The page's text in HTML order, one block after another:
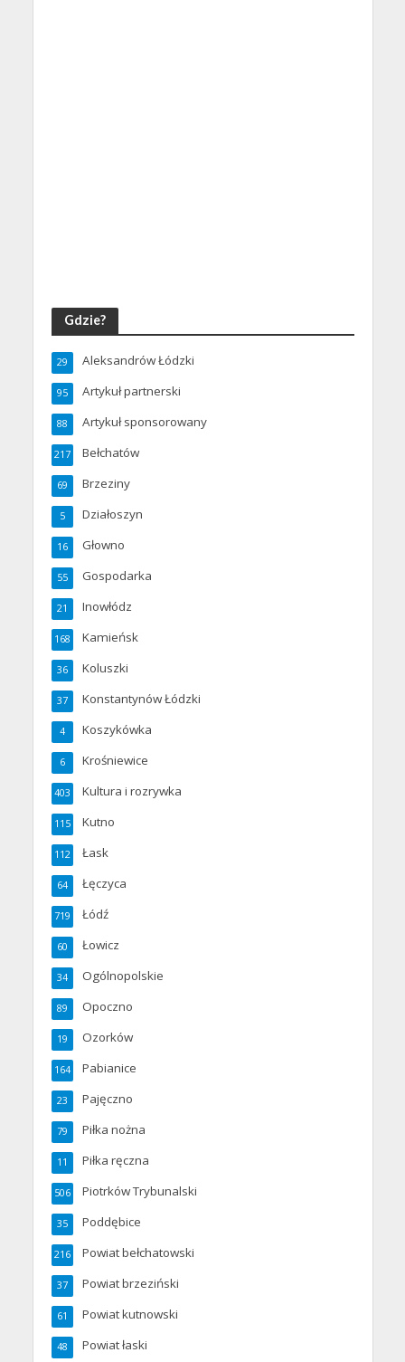
Gdzie?
Aleksandrów Łódzki
29
Artykuł partnerski
95
Artykuł sponsorowany
88
Bełchatów
217
Brzeziny
69
Działoszyn
5
Głowno
16
Gospodarka
55
Inowłódz
21
Kamieńsk
168
Koluszki
36
Konstantynów Łódzki
37
Koszykówka
4
Krośniewice
6
Kultura i rozrywka
403
Kutno
115
Łask
112
Łęczyca
64
Łódź
719
Łowicz
60
Ogólnopolskie
34
Opoczno
89
Ozorków
19
Pabianice
164
Pajęczno
23
Piłka nożna
79
Piłka ręczna
11
Piotrków Trybunalski
506
Poddębice
35
Powiat bełchatowski
216
Powiat brzeziński
37
Powiat kutnowski
61
Powiat łaski
48